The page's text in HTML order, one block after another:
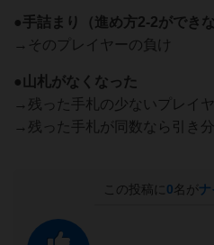
●手詰まり（進め方2-2ができ
→そのプレイヤーの負け
●山札がなくなった
→残った手札の少ないプレイ
→残った手札が同数なら引き
この投稿に 0名がナ